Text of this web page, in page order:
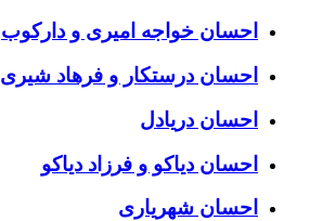
احسان خواجه امیری و دارکوب
احسان درستكار و فرهاد شيرى
احسان دریادل
احسان دیاکو و فرزاد دیاکو
احسان شهریاری